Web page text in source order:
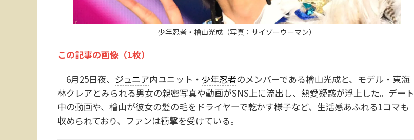
少年忍者・檜山光成（写真：サイゾーウーマン）
この記事の画像（1枚）
6月25日夜、 ジュニア内ユニット・ 少年忍者のメンバーである檜山光成と、モデル・東海
林クレアとみられる男女の親密写真や動画がSNS上に流出し、熱愛疑惑が浮上した。デート
中の動画や、檜山が彼女の髪の毛をドライヤーで乾かす様子など、生活感あふれる1コマも
収められており、ファンは衝撃を受けている。